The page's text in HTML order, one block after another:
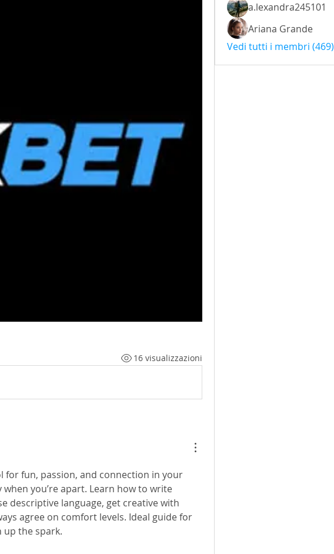
16 visualizzazioni
for fun, passion, and connection in your
you’re apart. Learn how to write
descriptive language, get creative with
agree on comfort levels. Ideal guide for
the spark.
a.lexandra245101
Ariana Grande
Vedi tutti i membri (469)